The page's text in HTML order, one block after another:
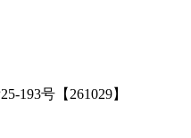
193号【261029】